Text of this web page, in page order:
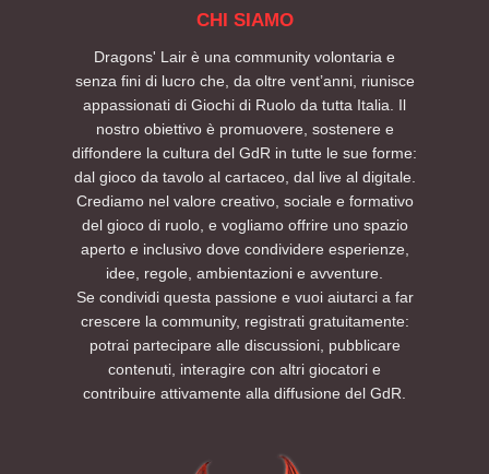
CHI SIAMO
Dragons' Lair è una community volontaria e
senza fini di lucro che, da oltre vent’anni, riunisce
appassionati di Giochi di Ruolo da tutta Italia. Il
nostro obiettivo è promuovere, sostenere e
diffondere la cultura del GdR in tutte le sue forme:
dal gioco da tavolo al cartaceo, dal live al digitale.
Crediamo nel valore creativo, sociale e formativo
del gioco di ruolo, e vogliamo offrire uno spazio
aperto e inclusivo dove condividere esperienze,
idee, regole, ambientazioni e avventure.
Se condividi questa passione e vuoi aiutarci a far
crescere la community, registrati gratuitamente:
potrai partecipare alle discussioni, pubblicare
contenuti, interagire con altri giocatori e
contribuire attivamente alla diffusione del GdR.